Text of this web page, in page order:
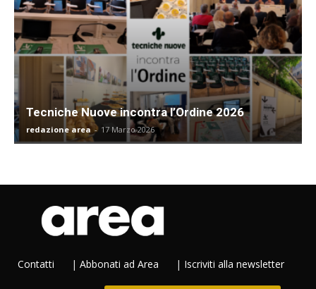
Tecniche Nuove incontra l’Ordine 2026
redazione area - 17 Marzo 2026
Contatti | Abbonati ad Area | Iscriviti alla newsletter